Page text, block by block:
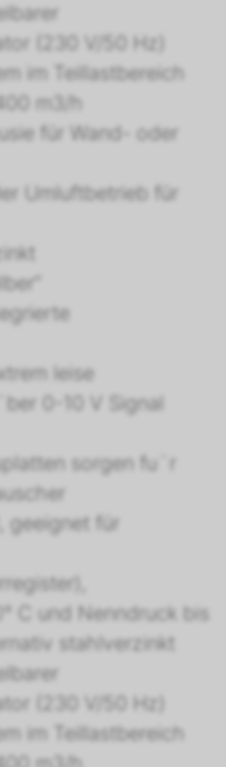
(230 V/50 Hz)
im Teillastbereich
m3/h
für Wand- oder
Umluftbetrieb für
leise
0-10 V Signal
sorgen fu¨r
geeignet für
C und Nenndruck bis
stahlverzinkt
(230 V/50 Hz)
im Teillastbereich